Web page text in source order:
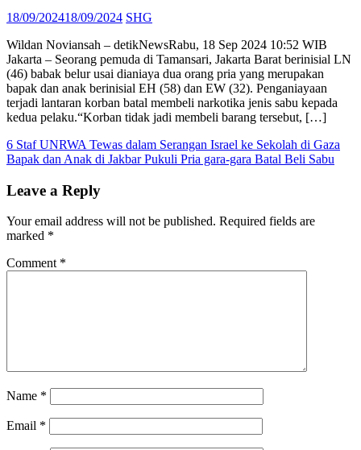
Posted
18/09/202418/09/2024 Author
SHG
Wildan Noviansah – detikNewsRabu, 18 Sep 2024 10:52 WIB
Jakarta – Seorang pemuda di Tamansari, Jakarta Barat berinisial LN
(46) babak belur usai dianiaya dua orang pria yang merupakan
bapak dan anak berinisial EH (58) dan EW (32). Penganiayaan
terjadi lantaran korban batal membeli narkotika jenis sabu kepada
kedua pelaku.“Korban tidak jadi membeli barang tersebut, […]
Post
navigation
6 Staf UNRWA Tewas dalam Serangan Israel ke Sekolah di Gaza
Bapak dan Anak di Jakbar Pukuli Pria gara-gara Batal Beli Sabu
Leave a Reply
Your email address will not be published. Required fields are
marked *
Comment *
Name *
Email *